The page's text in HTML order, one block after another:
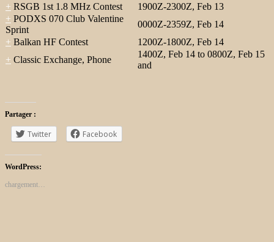
+ RSGB 1st 1.8 MHz Contest
1900Z-2300Z, Feb 13
+ PODXS 070 Club Valentine
Sprint
0000Z-2359Z, Feb 14
+ Balkan HF Contest
1200Z-1800Z, Feb 14
+ Classic Exchange, Phone
1400Z, Feb 14 to 0800Z, Feb 15
and
Partager :
Twitter Facebook
WordPress:
chargement…